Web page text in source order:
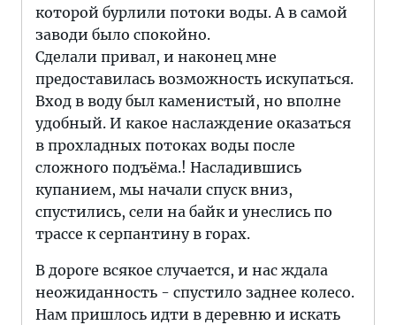
которой бурлили потоки воды. А в самой
заводи было спокойно.
Сделали привал, и наконец мне
предоставилась возможность искупаться.
Вход в воду был каменистый, но вполне
удобный. И какое наслаждение оказаться
в прохладных потоках воды после
сложного подъёма.! Насладившись
купанием, мы начали спуск вниз,
спустились, сели на байк и унеслись по
трассе к серпантину в горах.
В дороге всякое случается, и нас ждала
неожиданность - спустило заднее колесо.
Нам пришлось идти в деревню и искать